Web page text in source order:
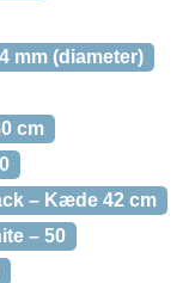
mm (diameter)
cm
– Kæde 42 cm
– 50